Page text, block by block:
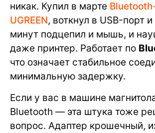
никак. Купил в марте
UGREEN, воткнул в USB-порт
минут подцепил и мышь, и
даже принтер. Работает по
что означает стабильное
минимальную задержку.
Если у вас в машине
Bluetooth — эта штука тоже
вопрос. Адаптер крошечный,